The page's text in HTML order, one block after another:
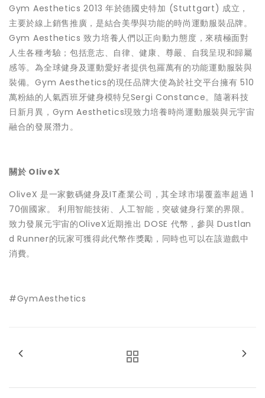
Gym Aesthetics 2013 年於德國史特加 (Stuttgart) 成立，
主要於線上銷售推廣，是結合美學與功能的時尚運動服裝品牌。
Gym Aesthetics 致力培養人們以正向動力態度，來積極面對
人生各種考驗；包括意志、自律、健康、尊嚴、自我呈現和歸屬
感等。為全球健身及運動愛好者提供包羅萬有的功能運動服裝與
裝備。Gym Aesthetics的現任品牌大使為於社交平台擁有 510
萬粉絲的人氣西班牙健身模特兒Sergi Constance。隨著科技
日新月異，Gym Aesthetics現致力培養時尚運動服裝與元宇宙
融合的發展潛力。
關於 OliveX
OliveX 是一家數碼健身及IT產業公司，其全球市場覆蓋率超過 1
70個國家。 利用智能技術、人工智能，突破健身行業的界限。
致力發展元宇宙的OliveX近期推出 DOSE 代幣，參與 Dustlan
d Runner的玩家可獲得此代幣作獎勵，同時也可以在該遊戲中
消費。
#GymAesthetics